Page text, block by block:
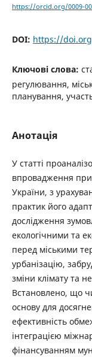
https://orcid.org/0009-
DOI: https://
Ключові слова:
регулювання,
планування,
Анотація
У статті
впровадження
України, з
практик його
дослідження
екологічними та
перед міськими
урбанізацію,
зміни клімату та
Встановлено, що
основу для
ефективність
інтеграцією
фінансуванням